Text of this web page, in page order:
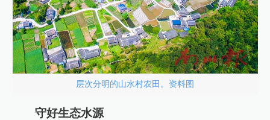
层次分明的山水村农田。资料图
守好生态水源